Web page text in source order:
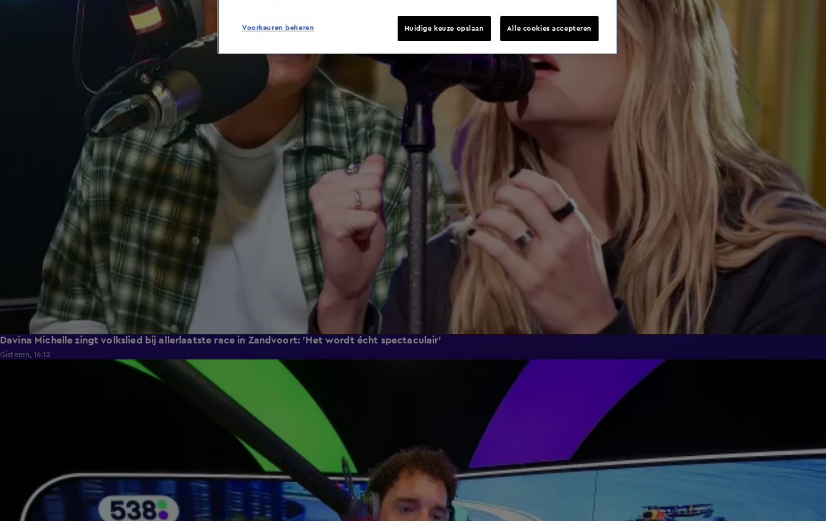
Davina Michelle zingt volkslied bij allerlaatste race in Zandvoort: 'Het wordt écht spectaculair'
Gisteren, 16:12
Voorkeuren beheren Huidige keuze opslaan Alle cookies accepteren